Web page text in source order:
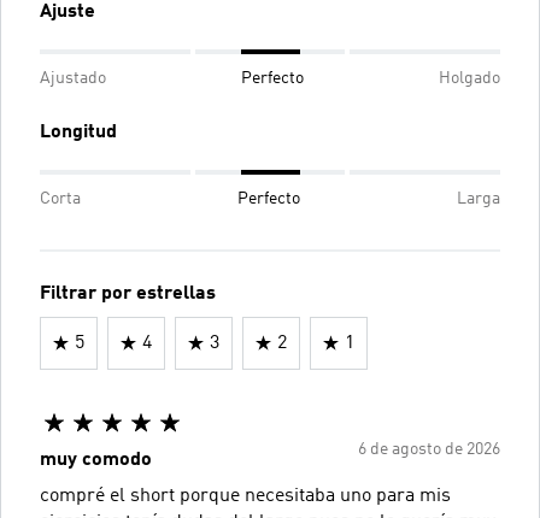
Ajuste
Ajustado Perfecto Holgado
Longitud
Corta Perfecto Larga
Filtrar por estrellas
5 4 3 2 1
6 de agosto de 2026
muy comodo
compré el short porque necesitaba uno para mis